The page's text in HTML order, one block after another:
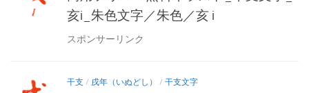
亥i_朱色文字／朱色／亥 i
スポンサーリンク
干支 / 戌年（いぬどし） / 干支文字